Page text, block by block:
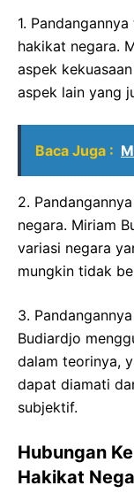
1.
hakikat negara.
aspek
aspek lain yang
Baca Juga :
2.
negara. Miriam
variasi negara
mungkin tidak
3.
Budiardjo
dalam teorinya,
dapat diamati
subjektif.
Hubungan
Hakikat